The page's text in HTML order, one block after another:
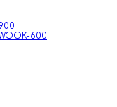
600